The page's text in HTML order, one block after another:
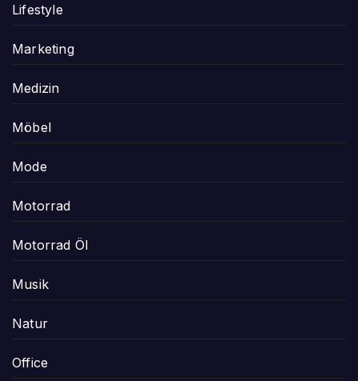
Lifestyle
Marketing
Medizin
Möbel
Mode
Motorrad
Motorrad Öl
Musik
Natur
Office